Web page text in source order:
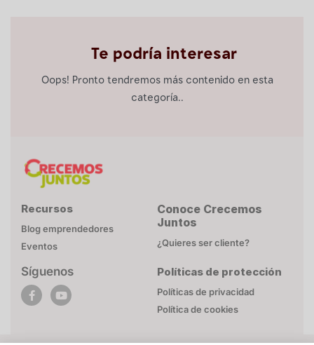
Te podría interesar
Oops! Pronto tendremos más contenido en esta
categoría..
Recursos
Blog emprendedores
Eventos
Síguenos
Conoce Crecemos
Juntos
¿Quieres ser cliente?
Políticas de protección
Políticas de privacidad
Política de cookies
POLÍTICA DE COOKIES
Esta página web utiliza cookies necesarias para su